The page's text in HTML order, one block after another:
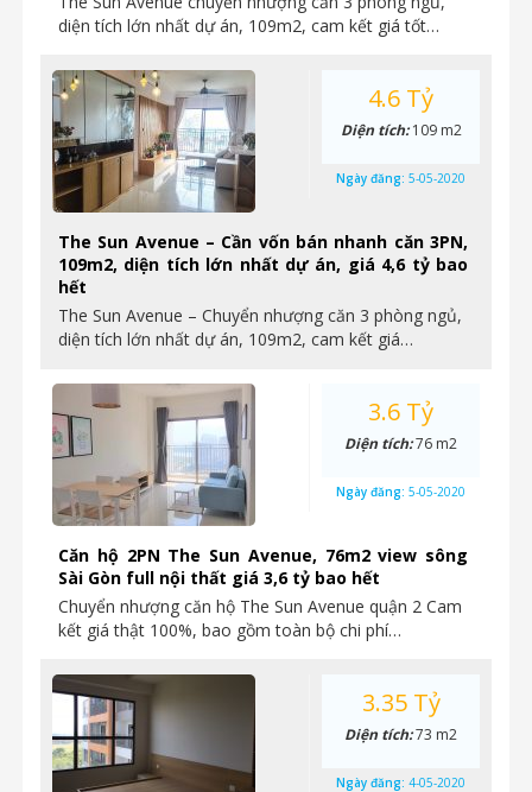
diện tích lớn nhất dự án, 109m2, cam kết giá tốt…
The Sun Avenue – Cần vốn bán nhanh căn 3PN,
109m2, diện tích lớn nhất dự án, giá 4,6 tỷ bao
hết
The Sun Avenue – Chuyển nhượng căn 3 phòng ngủ,
diện tích lớn nhất dự án, 109m2, cam kết giá…
4.6 Tỷ
Diện tích:109 m2
Ngày đăng: 5-05-2020
Căn hộ 2PN The Sun Avenue, 76m2 view sông
Sài Gòn full nội thất giá 3,6 tỷ bao hết
Chuyển nhượng căn hộ The Sun Avenue quận 2 Cam
kết giá thật 100%, bao gồm toàn bộ chi phí…
3.6 Tỷ
Diện tích:76 m2
Ngày đăng: 5-05-2020
3.35 Tỷ
Diện tích:73 m2
Ngày đăng: 4-05-2020